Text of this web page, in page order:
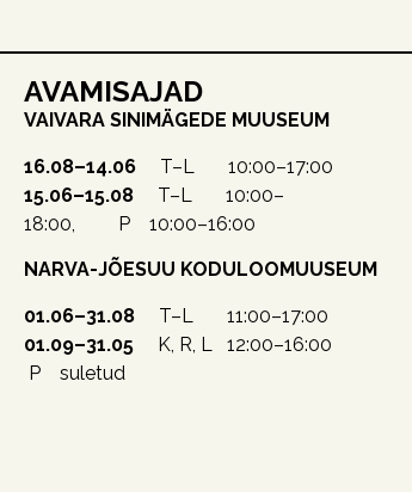
AVAMISAJAD
VAIVARA SINIMÄGEDE MUUSEUM
16.08–14.06 T–L 10:00–17:00
15.06–15.08 T–L 10:00–
18:00, P 10:00–16:00
NARVA-JÕESUU KODULOOMUUSEUM
01.06–31.08 T–L 11:00–17:00
01.09–31.05 K, R, L 12:00–16:00
P suletud